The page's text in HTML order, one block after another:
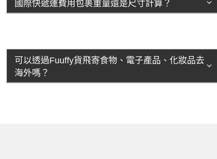
國際快遞運費用包裹重量還是尺寸計算？
可以透過Fuuffy貨飛寄食物、電子產品、化妝品去
海外嗎？